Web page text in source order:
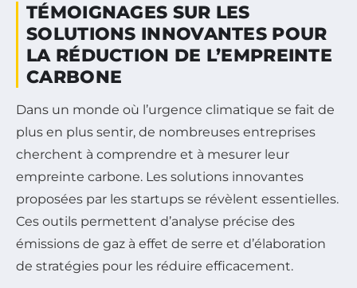
TÉMOIGNAGES SUR LES
SOLUTIONS INNOVANTES POUR
LA RÉDUCTION DE L’EMPREINTE
CARBONE
Dans un monde où l’urgence climatique se fait de
plus en plus sentir, de nombreuses entreprises
cherchent à comprendre et à mesurer leur
empreinte carbone. Les solutions innovantes
proposées par les startups se révèlent essentielles.
Ces outils permettent d’analyse précise des
émissions de gaz à effet de serre et d’élaboration
de stratégies pour les réduire efficacement.